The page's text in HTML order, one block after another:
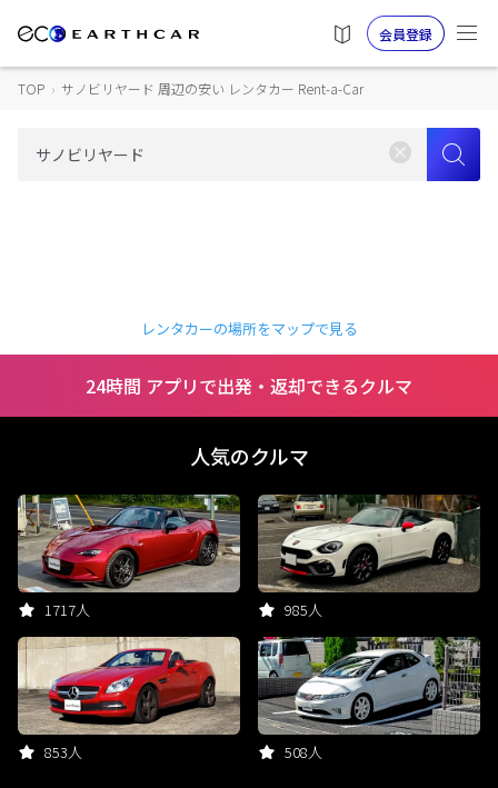
会員登録
TOP › サノビリヤード 周辺の安い レンタカー Rent-a-Car
レンタカーの場所をマップで見る
24時間 アプリで出発・返却できるクルマ
人気のクルマ
1717人 985人
853人 508人